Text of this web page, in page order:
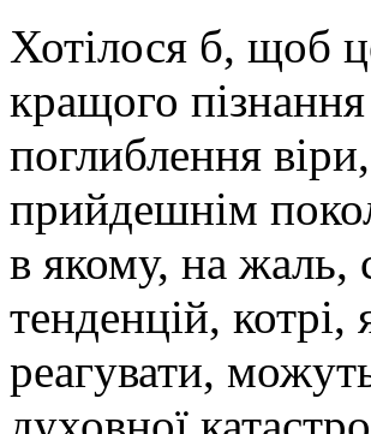
Хотілося б, щоб
кращого
поглиблення
прийдешнім
в якому, на жаль,
тенденцій,
реагувати,